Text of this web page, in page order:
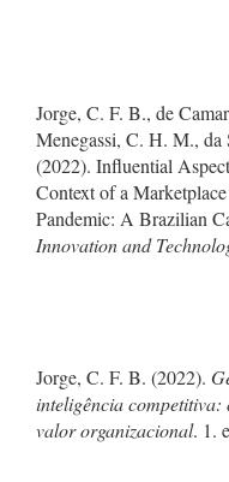
Jorge, C. F. B., de
Menegassi, C. H. M.,
(2022). Influential
Context of a
Pandemic: A Brazilian
Innovation and
Jorge, C. F. B. (2022).
inteligência
valor organizacional. 1.